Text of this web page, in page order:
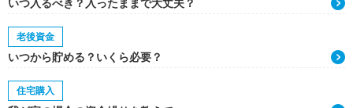
いつ入るべき？入ったままで大丈夫？
老後資金
いつから貯める？いくら必要？
住宅購入